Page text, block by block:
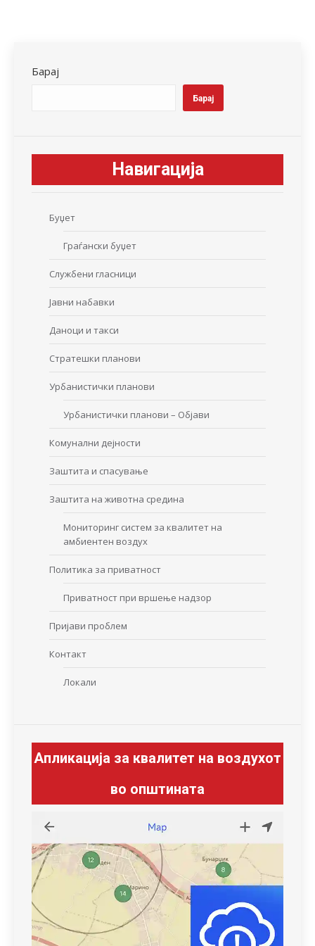
Барај
Барај
Навигација
Буџет
Граѓански буџет
Службени гласници
Јавни набавки
Даноци и такси
Стратешки планови
Урбанистички планови
Урбанистички планови – Објави
Комунални дејности
Заштита и спасување
Заштита на животна средина
Мониторинг систем за квалитет на
амбиентен воздух
Политика за приватност
Приватност при вршење надзор
Пријави проблем
Контакт
Локали
Апликација за квалитет на воздухот
во општината